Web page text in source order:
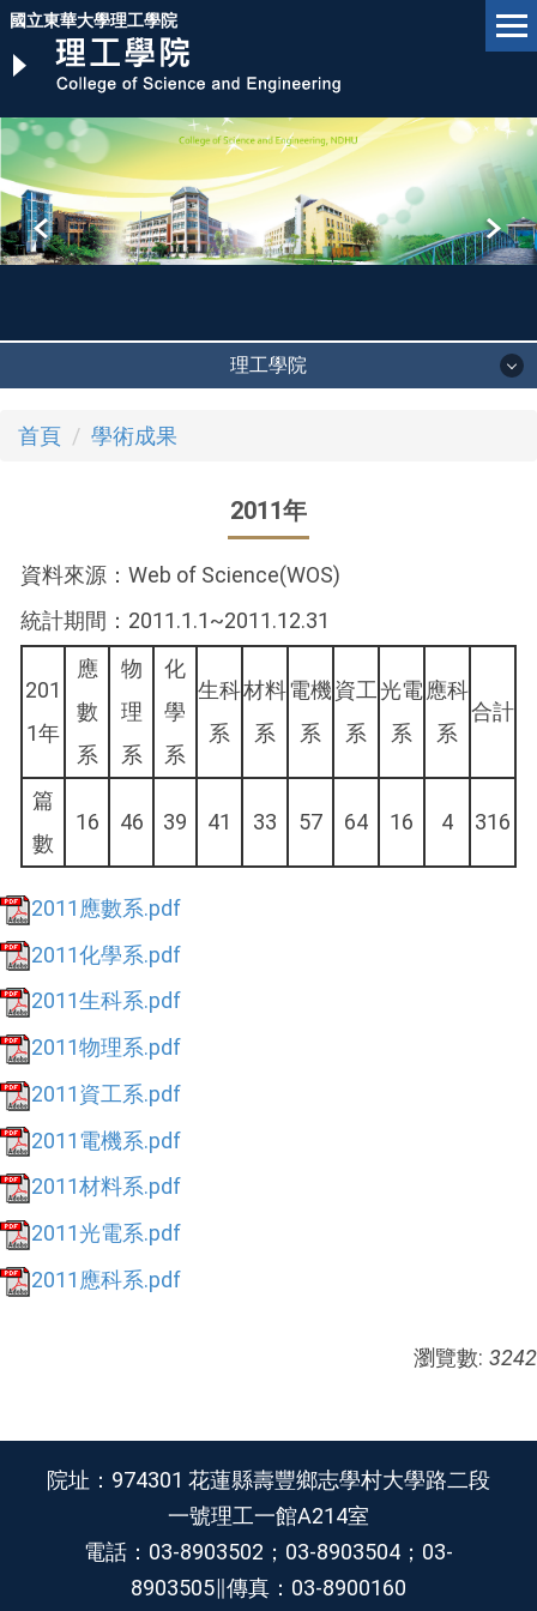
跳
到
要
內
容
區
國立東華大學理工學院
理工學院
首頁 學術成果
2011年
資料來源：Web of Science(WOS)
統計期間：2011.1.1~2011.12.31
201
1年
應
數
系
物
理
系
化
學
系
生科
系
材料
系
電機
系
資工
系
光電
系
應科
系
合計
篇
數
16 46 39 41 33 57 64 16 4 316
2011應數系.pdf
2011化學系.pdf
2011生科系.pdf
2011物理系.pdf
2011資工系.pdf
2011電機系.pdf
2011材料系.pdf
2011光電系.pdf
2011應科系.pdf
瀏覽數: 3242
院址：974301 花蓮縣壽豐鄉志學村大學路二段
一號理工一館A214室
電話：03-8903502；03-8903504；03-
8903505∥傳真：03-8900160